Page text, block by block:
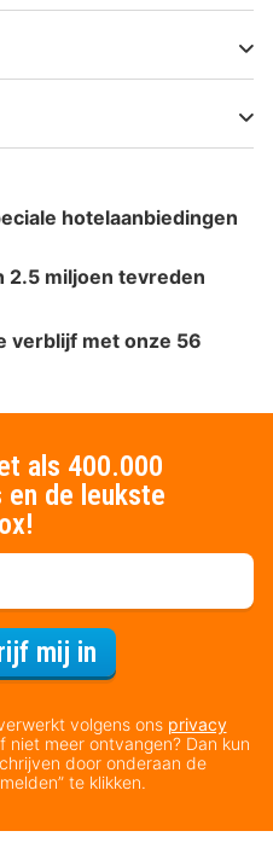
hotelaanbiedingen
2.5 miljoen tevreden
verblijf met onze 56
als 400.000
en de leukste
mij in
volgens ons privacy
niet meer ontvangen? Dan kun
door onderaan de
te klikken.